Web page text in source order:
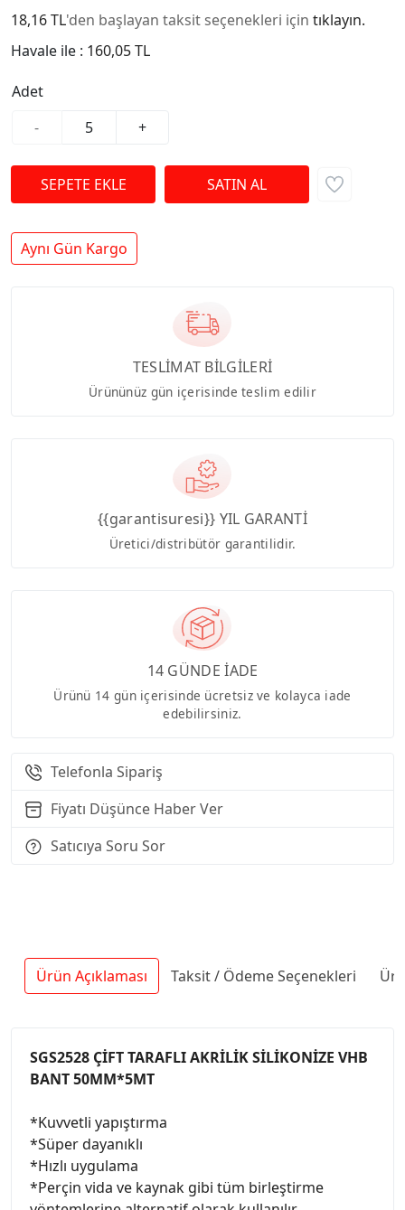
18,16 TL'den başlayan taksit seçenekleri için tıklayın.
Havale ile : 160,05 TL
Adet
-
+
Aynı Gün Kargo
TESLİMAT BİLGİLERİ
Ürününüz gün içerisinde teslim edilir
{{garantisuresi}} YIL GARANTİ
Üretici/distribütör garantilidir.
14 GÜNDE İADE
Ürünü 14 gün içerisinde ücretsiz ve kolayca iade
edebilirsiniz.
Telefonla Sipariş
Fiyatı Düşünce Haber Ver
Satıcıya Soru Sor
Ürün Açıklaması Taksit / Ödeme Seçenekleri
SGS2528 ÇİFT TARAFLI AKRİLİK SİLİKONİZE VHB
BANT 50MM*5MT
*Kuvvetli yapıştırma
*Süper dayanıklı
*Hızlı uygulama
*Perçin vida ve kaynak gibi tüm birleştirme